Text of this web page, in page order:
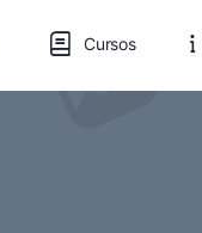
Cursos